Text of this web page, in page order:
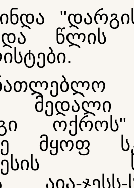
წლის
მედალი
მყოფ
„აია-